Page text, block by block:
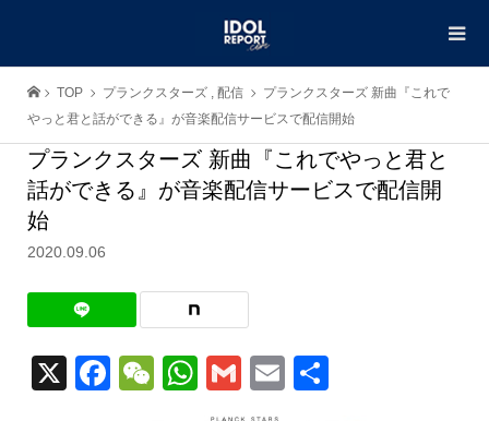
TOP プランクスターズ , 配信
プランクスターズ 新曲『これで
やっと君と話ができる』が音楽配信サービスで配信開始
プランクスターズ 新曲『これでやっと君と
話ができる』が音楽配信サービスで配信開
始
2020.09.06
X Facebook
WeChat
WhatsApp
GmailEmail